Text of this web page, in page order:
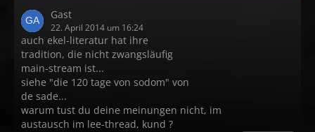
Gast
22. April 2014 um 16:24
auch ekel-literatur hat ihre
tradition, die nicht zwangsläufig
main-stream ist...
siehe "die 120 tage von sodom" von
de sade...
warum tust du deine meinungen nicht, im
austausch im lee-thread, kund ?